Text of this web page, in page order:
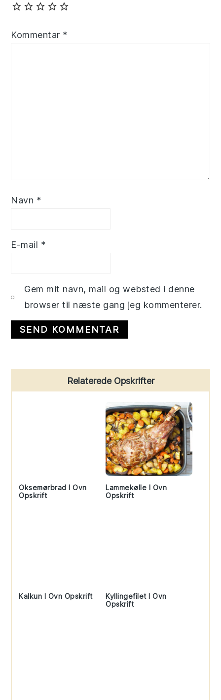
Kommentar *
Navn *
E-mail *
Gem mit navn, mail og websted i denne
browser til næste gang jeg kommenterer.
Sidebar
Relaterede Opskrifter
Oksemørbrad I Ovn
Opskrift
Lammekølle I Ovn
Opskrift
Kalkun I Ovn Opskrift
Kyllingefilet I Ovn
Opskrift